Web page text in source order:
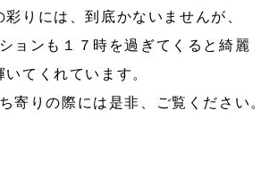
りには、到底かないませんが、
ョンも１７時を過ぎてくると綺麗
いてくれています。
寄りの際には是非、ご覧ください。